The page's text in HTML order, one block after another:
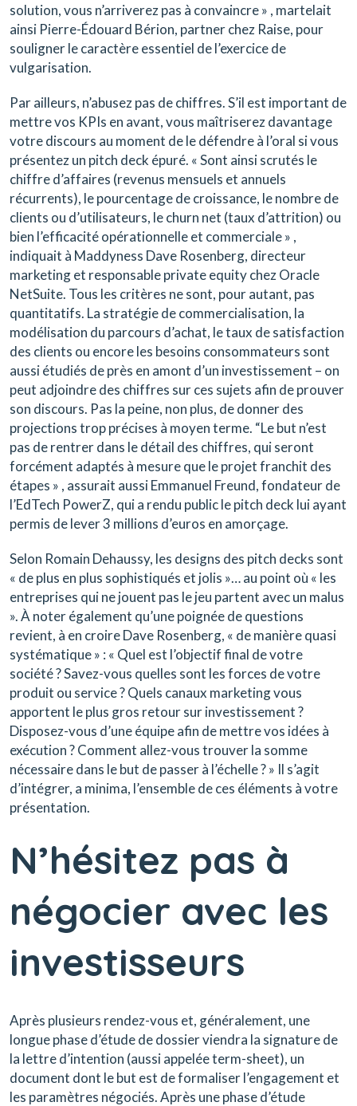
solution, vous n’arriverez pas à convaincre » , martelait
ainsi Pierre-Édouard Bérion, partner chez Raise, pour
souligner le caractère essentiel de l’exercice de
vulgarisation.
Par ailleurs, n’abusez pas de chiffres. S’il est important de
mettre vos KPIs en avant, vous maîtriserez davantage
votre discours au moment de le défendre à l’oral si vous
présentez un pitch deck épuré. « Sont ainsi scrutés le
chiffre d’affaires (revenus mensuels et annuels
récurrents), le pourcentage de croissance, le nombre de
clients ou d’utilisateurs, le churn net (taux d’attrition) ou
bien l’efficacité opérationnelle et commerciale » ,
indiquait à Maddyness Dave Rosenberg, directeur
marketing et responsable private equity chez Oracle
NetSuite. Tous les critères ne sont, pour autant, pas
quantitatifs. La stratégie de commercialisation, la
modélisation du parcours d’achat, le taux de satisfaction
des clients ou encore les besoins consommateurs sont
aussi étudiés de près en amont d’un investissement – on
peut adjoindre des chiffres sur ces sujets afin de prouver
son discours. Pas la peine, non plus, de donner des
projections trop précises à moyen terme. “Le but n’est
pas de rentrer dans le détail des chiffres, qui seront
forcément adaptés à mesure que le projet franchit des
étapes » , assurait aussi Emmanuel Freund, fondateur de
l’EdTech PowerZ, qui a rendu public le pitch deck lui ayant
permis de lever 3 millions d’euros en amorçage.
Selon Romain Dehaussy, les designs des pitch decks sont
« de plus en plus sophistiqués et jolis »… au point où « les
entreprises qui ne jouent pas le jeu partent avec un malus
». À noter également qu’une poignée de questions
revient, à en croire Dave Rosenberg, « de manière quasi
systématique » : « Quel est l’objectif final de votre
société ? Savez-vous quelles sont les forces de votre
produit ou service ? Quels canaux marketing vous
apportent le plus gros retour sur investissement ?
Disposez-vous d’une équipe afin de mettre vos idées à
exécution ? Comment allez-vous trouver la somme
nécessaire dans le but de passer à l’échelle ? » Il s’agit
d’intégrer, a minima, l’ensemble de ces éléments à votre
présentation.
N’hésitez pas à
négocier avec les
investisseurs
Après plusieurs rendez-vous et, généralement, une
longue phase d’étude de dossier viendra la signature de
la lettre d’intention (aussi appelée term-sheet), un
document dont le but est de formaliser l’engagement et
les paramètres négociés. Après une phase d’étude